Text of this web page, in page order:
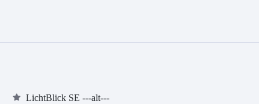
LichtBlick SE ---alt---